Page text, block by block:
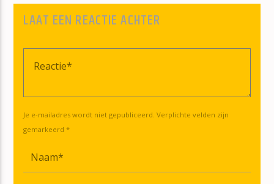
LAAT EEN REACTIE ACHTER
Je e-mailadres wordt niet gepubliceerd. Verplichte velden zijn
gemarkeerd *